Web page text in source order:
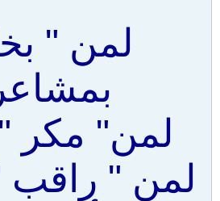
لمن "
لمن" مكر "
لمن " راقب